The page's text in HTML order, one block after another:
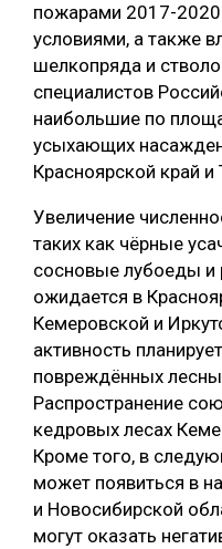
ЛОГИСТИКА
ПРОИЗВОДСТВО
КОМПЛЕКСНАЯ
ЛЕСОПИЛЕНИЕ
ДЕРЕВЯННОЕ
БЕЗОПАСНОЕ
СОРТИРОВКА ДРЕВЕСИНЫ
СУШКА ДРЕВЕСИНЫ
МЕБЕЛЬНОЕ
ПОДБОРКИ СТАТЕЙ
пожарами 2017-
условиями, а также
шелкопряда и
специалистов
наибольшие по
усыхающих
Красноярской край
Увеличение
таких как чёрные
сосновые лубоеды
ожидается в
Кемеровской и
активность
повреждённых
Распространение
кедровых лесах
Кроме того, в
может появиться в
и Новосибирской
могут оказать